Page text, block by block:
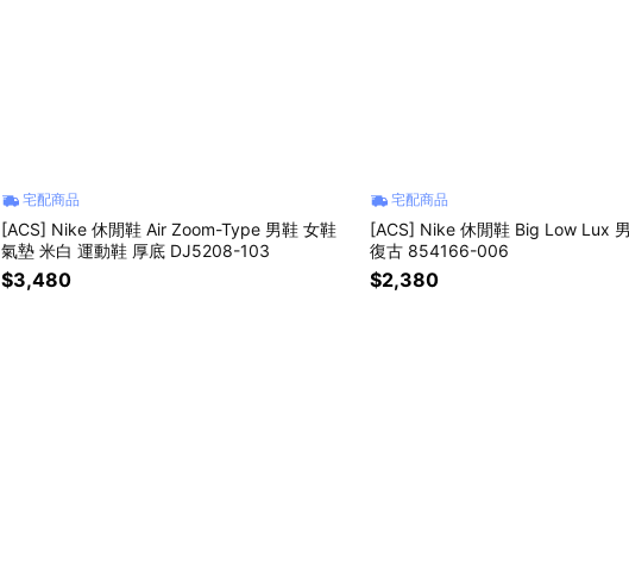
宅配商品
[ACS] Nike 休閒鞋 Air Zoom-Type 男鞋 女鞋
氣墊 米白 運動鞋 厚底 DJ5208-103
$3,480
宅配商品
[ACS] Nike 休閒鞋 Big Low Lux
復古 854166-006
$2,380